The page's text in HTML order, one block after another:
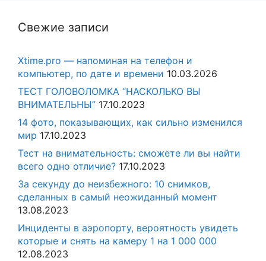
Свежие записи
Xtime.pro — напоминая на телефон и
компьютер, по дате и времени 10.03.2026
ТЕСТ ГОЛОВОЛОМКА “НАСКОЛЬКО ВЫ
ВНИМАТЕЛЬНЫ” 17.10.2023
14 фото, показывающих, как сильно изменился
мир 17.10.2023
Тест на внимательность: сможете ли вы найти
всего одно отличие? 17.10.2023
За секунду до неизбежного: 10 снимков,
сделанных в самый неожиданный момент
13.08.2023
Инциденты в аэропорту, вероятность увидеть
которые и снять на камеру 1 на 1 000 000
12.08.2023